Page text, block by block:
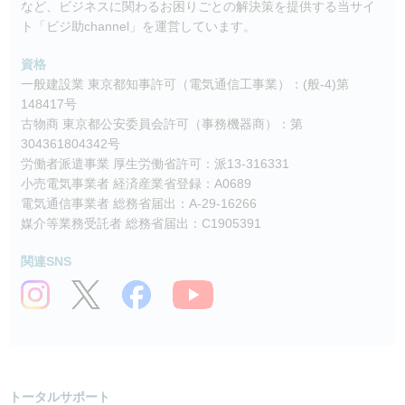
など、ビジネスに関わるお困りごとの解決策を提供する当サイ
ト「ビジ助channel」を運営しています。
資格
一般建設業 東京都知事許可（電気通信工事業）：(般-4)第
148417号
古物商 東京都公安委員会許可（事務機器商）：第
304361804342号
労働者派遣事業 厚生労働省許可：派13-316331
小売電気事業者 経済産業省登録：A0689
電気通信事業者 総務省届出：A-29-16266
媒介等業務受託者 総務省届出：C1905391
関連SNS
トータルサポート